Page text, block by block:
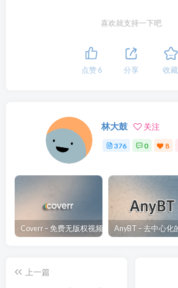
喜欢就支持一下吧
点赞 6 分享 收藏
林大鼓 关注
376 0 8
上一篇